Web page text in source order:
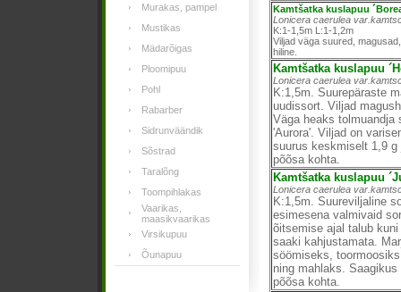
Murakas, pampel
Mustikas
Mädarõigas
Ploomipuu
Pohl
Rabarber
Sidrunväändik
Sõstrad
Taralõng
Toompihlakas
Vaarikas,
maasikvaarikas
Virsikupuu
Õunapuu
Kamtšatka kuslapuu
Lonicera caerulea
K:1-1,5m L:1-1,2m
Viljad väga suured,
hiline.
Kamtšatka kuslapuu
Lonicera caerulea
K:1,5m. Suurepäraste
uudissort. Viljad
Väga heaks tolmuandja
'Aurora'. Viljad on
suurus keskmiselt 1,9
põõsa kohta.
Kamtšatka kuslapuu
Lonicera caerulea
K:1,5m. Suureviljaline
esimesena valmivaid
õitsemise ajal talub
saaki kahjustamata.
söömiseks,
ning mahlaks.
põõsa kohta.